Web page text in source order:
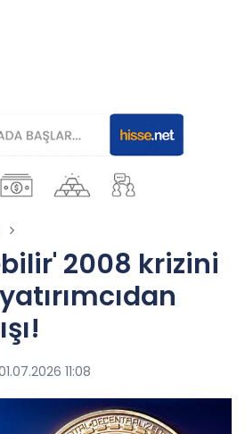
2008 krizini
11:08